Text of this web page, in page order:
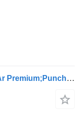
Renault Premium Compressor de Ar Premium;Puncher 5001865716 pneumatski kompresor za Renault kamiona